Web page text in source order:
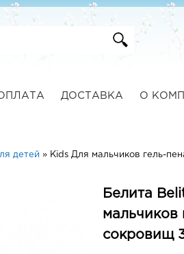
ДОСТАВКА О
детей » Kids Для мальчиков гель-
Белита
мальчиков
сокровищ